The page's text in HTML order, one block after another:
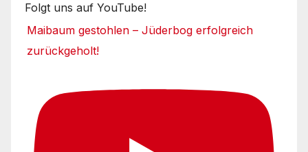
Folgt uns auf YouTube!
Maibaum gestohlen – Jüderbog erfolgreich
zurückgeholt!